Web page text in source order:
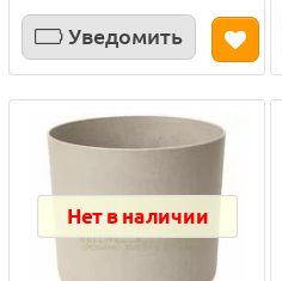
Уведомить
Нет в наличии